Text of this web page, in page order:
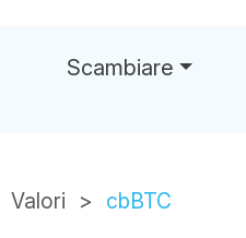
Scambiare
Valori cbBTC